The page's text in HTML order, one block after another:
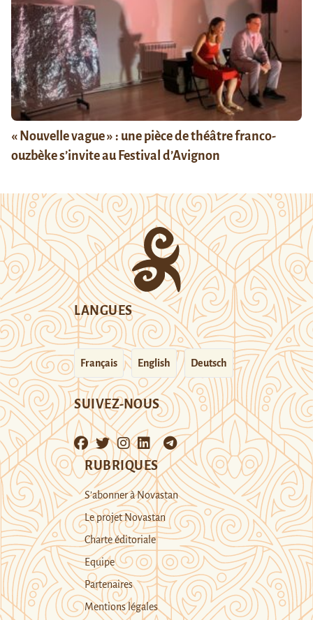
« Nouvelle vague » : une pièce de théâtre franco-
ouzbèke s’invite au Festival d’Avignon
LANGUES
Français English Deutsch
SUIVEZ-NOUS
RUBRIQUES
S’abonner à Novastan
Le projet Novastan
Charte éditoriale
Equipe
Partenaires
Mentions légales